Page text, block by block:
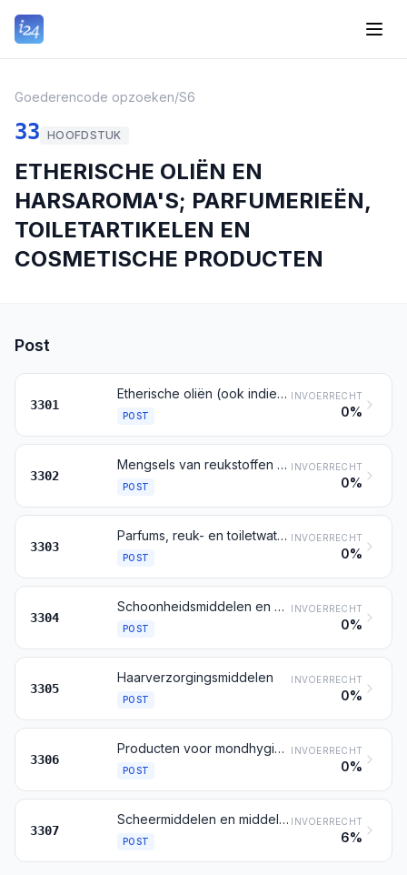
Goederencode opzoeken/S6
33 HOOFDSTUK
ETHERISCHE OLIËN EN
HARSAROMA'S; PARFUMERIEËN,
TOILETARTIKELEN EN
COSMETISCHE PRODUCTEN
Post
3301
Etherische oliën (ook indien daaruit de terpenen zijn afgesplitst), vast of vloeibaar; harsaroma's; door extractie verkregen oleoharsen; geconcentreerde oplossingen van etherische oliën in vet, in vette oliën, in was of in dergelijke stoffen, verkregen door enfleurage of door maceratie; terpeenhoudende bijproducten, afgesplitst uit etherische oliën; gedistilleerd aromatisch water en waterige oplossingen van etherische oliën
POST
INVOERRECHT
0%
3302
Mengsels van reukstoffen en mengsels (oplossingen in alcohol daaronder begrepen) op basis van een of meer van deze zelfstandigheden met andere stoffen, van de soort gebruikt als grondstof voor de industrie; andere bereidingen op basis van reukstoffen, van de soort gebruikt voor de vervaardiging van dranken
POST
INVOERRECHT
0%
3303
Parfums, reuk- en toiletwaters
POST
INVOERRECHT
0%
3304
Schoonheidsmiddelen en producten voor de huidverzorging (andere dan geneesmiddelen), preparaten tegen zonnebrand en preparaten voor het verkrijgen van een bruine huidskleur daaronder begrepen; producten voor manicure of voor pedicure
POST
INVOERRECHT
0%
3305
Haarverzorgingsmiddelen
POST
INVOERRECHT
0%
3306
Producten voor mondhygiëne en voor tandverzorging, kleefpoeders en -pasta's voor kunstgebitten daaronder begrepen; garens gebruikt voor het schoonmaken tussen de tanden (floszijde), opgemaakt voor de verkoop in het klein
POST
INVOERRECHT
0%
3307
Scheermiddelen en middelen die voor of na het scheren worden gebruikt, deodorantia voor lichaamsverzorging, badpreparaten, ontharingsmiddelen en andere parfumerieën, toiletartikelen en cosmetische producten, elders genoemd noch elders onder begrepen; preparaten voor het neutraliseren van geuren in vertrekken (deodorantia), ook indien niet geparfumeerd of met desinfecterende eigenschappen
POST
INVOERRECHT
6%